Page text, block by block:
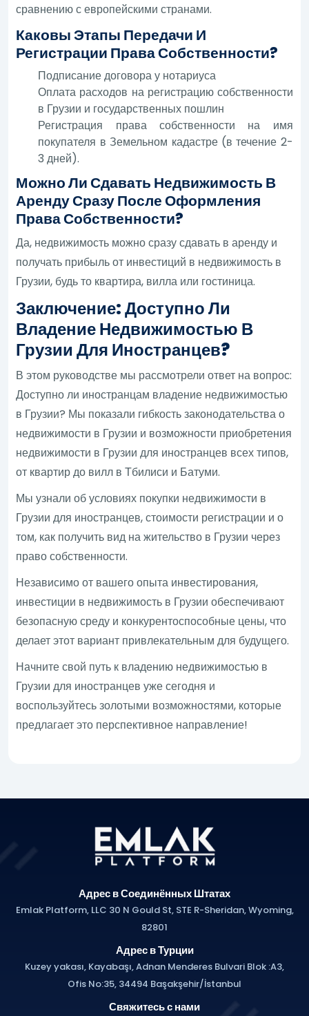
сравнению с европейскими странами.
Каковы Этапы Передачи И
Регистрации Права Собственности?
Подписание договора у нотариуса
Оплата расходов на регистрацию собственности
в Грузии и государственных пошлин
Регистрация права собственности на имя
покупателя в Земельном кадастре (в течение 2-
3 дней).
Можно Ли Сдавать Недвижимость В
Аренду Сразу После Оформления
Права Собственности?
Да, недвижимость можно сразу сдавать в аренду и
получать прибыль от инвестиций в недвижимость в
Грузии, будь то квартира, вилла или гостиница.
Заключение: Доступно Ли
Владение Недвижимостью В
Грузии Для Иностранцев?
В этом руководстве мы рассмотрели ответ на вопрос:
Доступно ли иностранцам владение недвижимостью
в Грузии? Мы показали гибкость законодательства о
недвижимости в Грузии и возможности приобретения
недвижимости в Грузии для иностранцев всех типов,
от квартир до вилл в Тбилиси и Батуми.
Мы узнали об условиях покупки недвижимости в
Грузии для иностранцев, стоимости регистрации и о
том, как получить вид на жительство в Грузии через
право собственности.
Независимо от вашего опыта инвестирования,
инвестиции в недвижимость в Грузии обеспечивают
безопасную среду и конкурентоспособные цены, что
делает этот вариант привлекательным для будущего.
Начните свой путь к владению недвижимостью в
Грузии для иностранцев уже сегодня и
воспользуйтесь золотыми возможностями, которые
предлагает это перспективное направление!
Адрес в Соединённых Штатах
Emlak Platform, LLC 30 N Gould St, STE R-Sheridan, Wyoming,
82801
Адрес в Турции
Kuzey yakası, Kayabaşı, Adnan Menderes Bulvari Blok :A3,
Ofis No:35, 34494 Başakşehir/İstanbul
Свяжитесь с нами